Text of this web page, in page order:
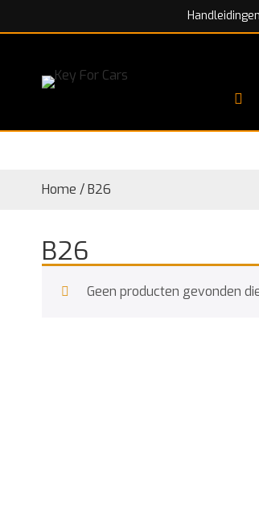
Handleidingen
Home /B26
B26
Geen producten gevonden